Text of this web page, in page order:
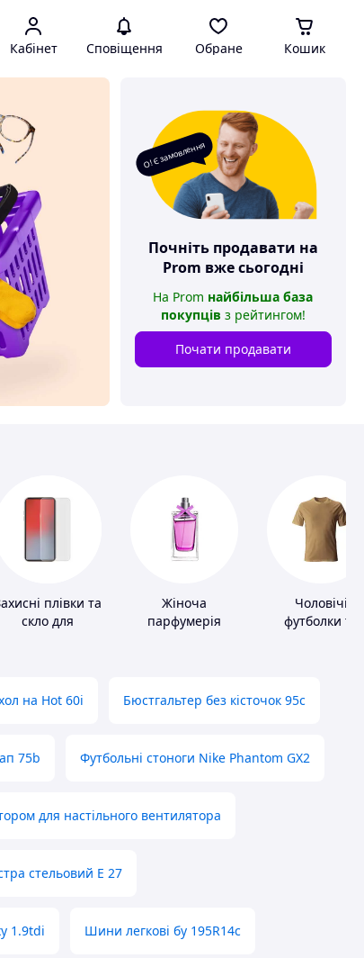
Кабінет Сповіщення Обране Кошик
О! Є замовлення
Почніть продавати на
Prom вже сьогодні
На Prom найбільша база
покупців з рейтингом!
Почати продавати
плівки та
скло для
Жіноча
парфумерія
Чоловічі
футболки та
на Hot 60i Бюстгальтер без кісточок 95с
75b Футбольні стоноги Nike Phantom GX2
для настільного вентилятора
стельовий E 27
1.9tdi Шини легкові бу 195R14c